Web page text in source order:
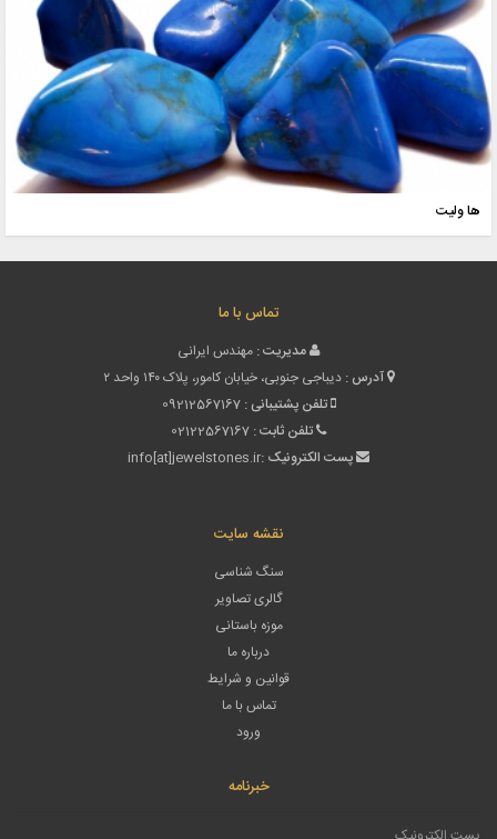
تماس با ما
مدیریت : مهندس ایرانی
آدرس : دیباجی جنوبی، خیابان کامور، پلاک ۱۴۰ واحد ۲
تلفن پشتیبانی : 09212567167
تلفن ثابت : 02122567167
پست الکترونیک :info[at]jewelstones.ir
نقشه سایت
سنگ شناسی
گالری تصاویر
موزه باستانی
درباره ما
قوانین و شرایط
تماس با ما
ورود
خبرنامه